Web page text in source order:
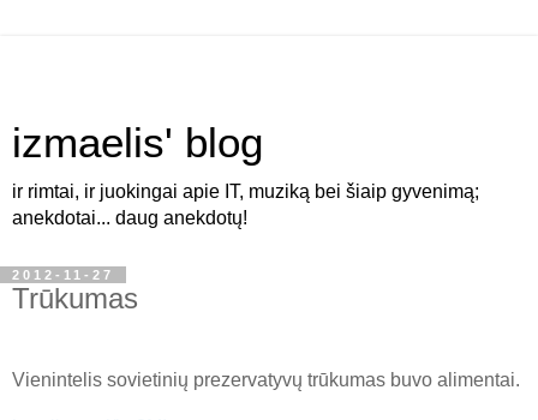
izmaelis' blog
ir rimtai, ir juokingai apie IT, muziką bei šiaip gyvenimą;
anekdotai... daug anekdotų!
2012-11-27
Trūkumas
Vienintelis sovietinių prezervatyvų trūkumas buvo alimentai.